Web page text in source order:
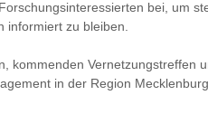
bei, um
informiert zu bleiben.
kommenden Vernetzungstreffen
in der Region